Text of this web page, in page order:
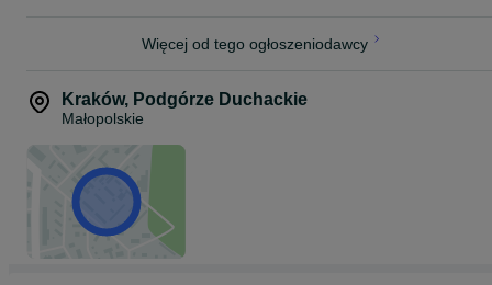
Więcej od tego ogłoszeniodawcy
Kraków, Podgórze Duchackie
Małopolskie